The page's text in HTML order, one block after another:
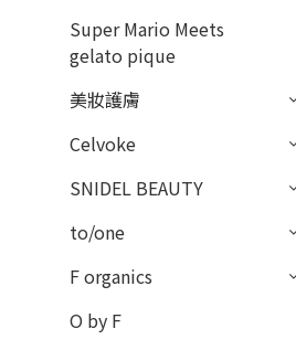
Super Mario Meets
gelato pique
美妝護膚
Celvoke
SNIDEL BEAUTY
to/one
F organics
O by F